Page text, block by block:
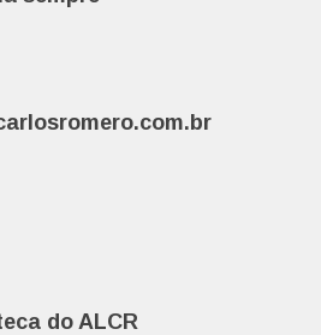
do ALCR